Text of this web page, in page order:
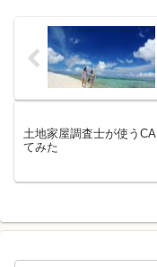
土地家屋調査士が使う
てみた